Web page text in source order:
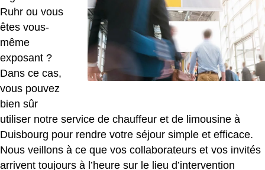
Ruhr ou vous
êtes vous-
même
exposant ?
Dans ce cas,
vous pouvez
bien sûr
utiliser notre service de chauffeur et de limousine à
Duisbourg pour rendre votre séjour simple et efficace.
Nous veillons à ce que vos collaborateurs et vos invités
arrivent toujours à l’heure sur le lieu d’intervention